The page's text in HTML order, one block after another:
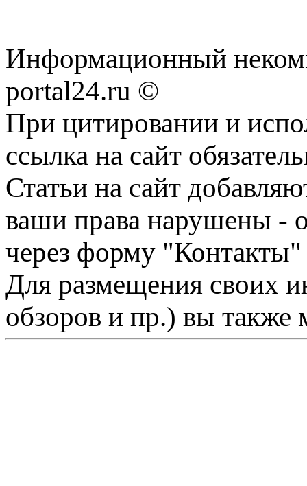
Информационный
portal24.ru ©
При цитировании и
ссылка на сайт
Статьи на сайт
ваши права нарушены -
через форму "Контакты"
Для размещения своих
обзоров и пр.) вы также